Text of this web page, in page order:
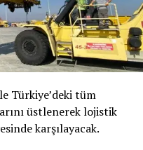
Türkiye’deki tüm
üstlenerek lojistik
karşılayacak.